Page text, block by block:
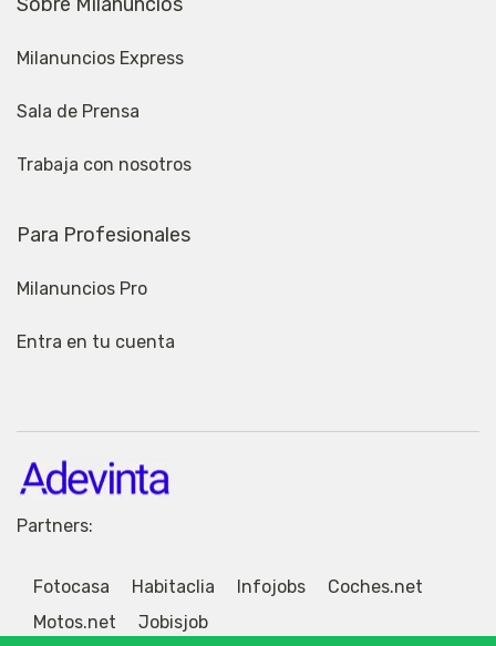
Milanuncios Express
Sala de Prensa
Trabaja con nosotros
Para Profesionales
Milanuncios Pro
Entra en tu cuenta
Partners:
Fotocasa Habitaclia Infojobs
Coches.net
Motos.net
Jobisjob